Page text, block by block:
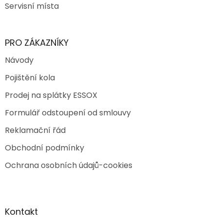
Servisní místa
PRO ZÁKAZNÍKY
Návody
Pojištění kola
Prodej na splátky ESSOX
Formulář odstoupení od smlouvy
Reklamační řád
Obchodní podmínky
Ochrana osobních údajů-cookies
Kontakt